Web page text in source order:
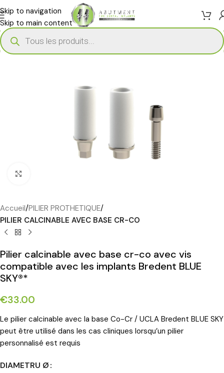
Skip to navigation
Skip to main content
Accueil PILIER PROTHETIQUE
PILIER CALCINABLE AVEC BASE CR-CO
Pilier calcinable avec base cr-co avec vis
compatible avec les implants Bredent BLUE
SKY®*
€33.00
Le pilier calcinable avec la base Co-Cr / UCLA Bredent BLUE SKY
peut être utilisé dans les cas cliniques lorsqu’un pilier
personnalisé est requis
DIAMETRU Ø